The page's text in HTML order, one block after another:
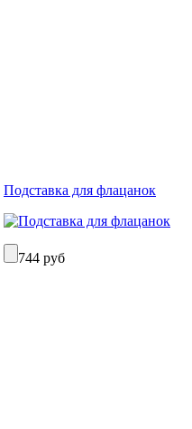
Подставка для флацанок
744 руб